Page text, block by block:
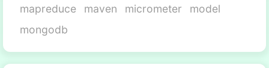
mapreduce maven micrometer
model
mongodb